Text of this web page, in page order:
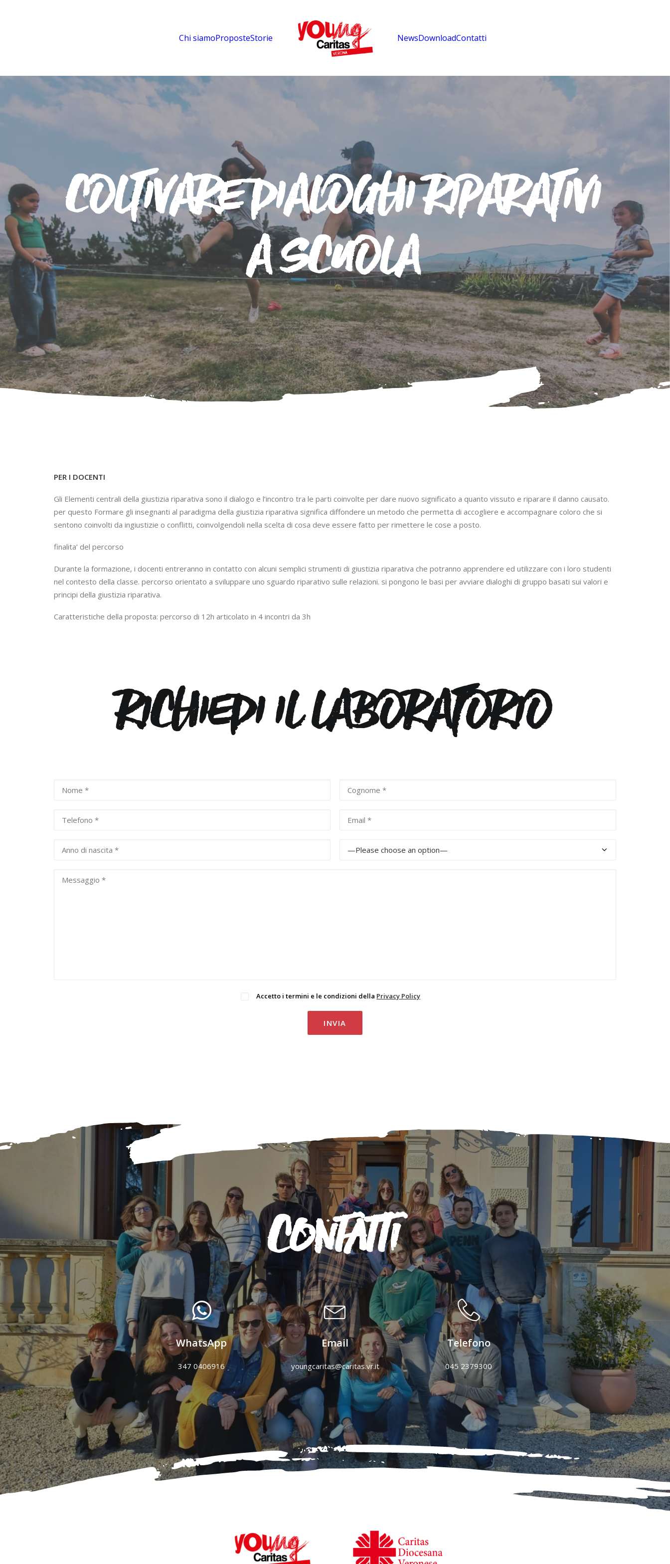
Chi siamoProposteStorie NewsDownloadContatti
COLTIVAREDIALOGHIRIPARATIVI
ASCUOLA
PER I DOCENTI
Gli Elementi centrali della giustizia riparativa sono il dialogo e l’incontro tra le parti coinvolte per dare nuovo significato a quanto vissuto e riparare il danno causato.
per questo Formare gli insegnanti al paradigma della giustizia riparativa significa diffondere un metodo che permetta di accogliere e accompagnare coloro che si
sentono coinvolti da ingiustizie o conflitti, coinvolgendoli nella scelta di cosa deve essere fatto per rimettere le cose a posto.
finalita’ del percorso
Durante la formazione, i docenti entreranno in contatto con alcuni semplici strumenti di giustizia riparativa che potranno apprendere ed utilizzare con i loro studenti
nel contesto della classe. percorso orientato a sviluppare uno sguardo riparativo sulle relazioni. si pongono le basi per avviare dialoghi di gruppo basati sui valori e
principi della giustizia riparativa.
Caratteristiche della proposta: percorso di 12h articolato in 4 incontri da 3h
RICHIEDIILLABORATORIO
Accetto i termini e le condizioni della Privacy Policy
Contatti
WhatsApp
347 0406916
Email
youngcaritas@caritas.vr.it
Telefono
045 2379300